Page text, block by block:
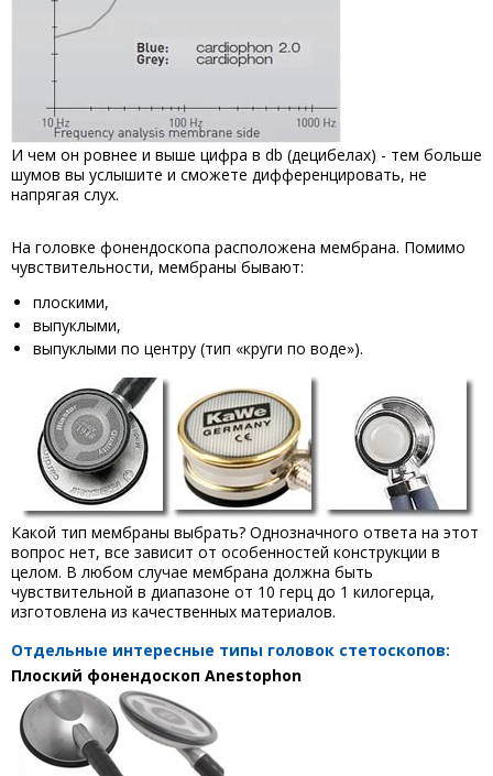
И чем он ровнее и выше цифра в db (децибелах) - тем больше
шумов вы услышите и сможете дифференцировать, не
напрягая слух.
На головке фонендоскопа расположена мембрана. Помимо
чувствительности, мембраны бывают:
плоскими,
выпуклыми,
выпуклыми по центру (тип «круги по воде»).
Какой тип мембраны выбрать? Однозначного ответа на этот
вопрос нет, все зависит от особенностей конструкции в
целом. В любом случае мембрана должна быть
чувствительной в диапазоне от 10 герц до 1 килогерца,
изготовлена из качественных материалов.
Отдельные интересные типы головок стетоскопов:
Плоский фонендоскоп Anestophon